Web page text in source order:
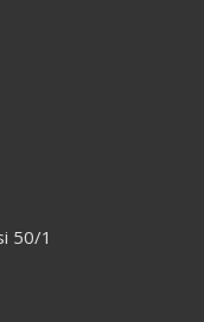
50/1